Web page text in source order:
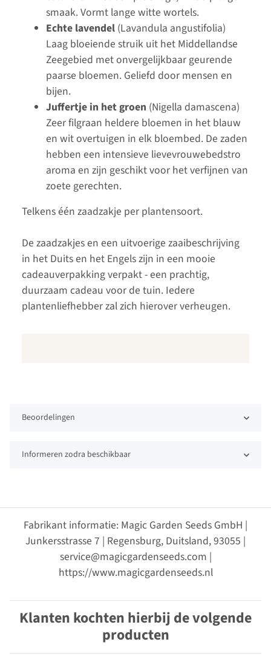
smaak. Vormt lange witte wortels.
Echte lavendel (Lavandula angustifolia)
Laag bloeiende struik uit het Middellandse
Zeegebied met onvergelijkbaar geurende
paarse bloemen. Geliefd door mensen en
bijen.
Juffertje in het groen (Nigella damascena)
Zeer filgraan heldere bloemen in het blauw
en wit overtuigen in elk bloembed. De zaden
hebben een intensieve lievevrouwebedstro
aroma en zijn geschikt voor het verfijnen van
zoete gerechten.
Telkens één zaadzakje per plantensoort.
De zaadzakjes en een uitvoerige zaaibeschrijving
in het Duits en het Engels zijn in een mooie
cadeauverpakking verpakt - een prachtig,
duurzaam cadeau voor de tuin. Iedere
plantenliefhebber zal zich hierover verheugen.
Beoordelingen
Informeren zodra beschikbaar
Fabrikant informatie: Magic Garden Seeds GmbH |
Junkersstrasse 7 | Regensburg, Duitsland, 93055 |
service@magicgardenseeds.com |
https://www.magicgardenseeds.nl
Klanten kochten hierbij de volgende
producten